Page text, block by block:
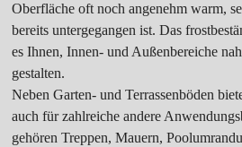
Oberfläche oft noch angenehm warm,
bereits untergegangen ist. Das
es Ihnen, Innen- und Außenbereiche
gestalten.
Neben Garten- und Terrassenböden
auch für zahlreiche andere
gehören Treppen, Mauern,